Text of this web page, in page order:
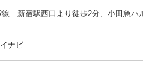
線 新宿駅西口より徒歩2分、小田急ハ
ナビ